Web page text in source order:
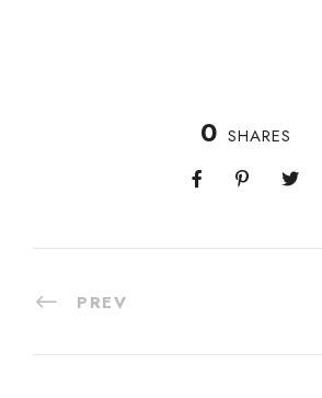
0 SHARES
PREV